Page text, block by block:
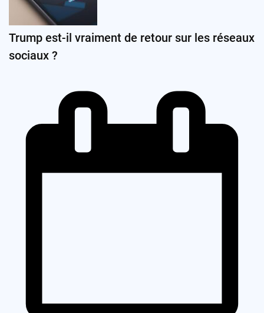
Trump est-il vraiment de retour sur les réseaux
sociaux ?